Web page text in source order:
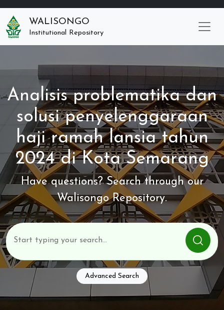
WALISONGO
Institutional Repository
Analisis problematika dan
solusi penyelenggaraan
haji ramah lansia tahun
2024 di Kota Semarang
Have questions? Search through our
Walisongo Repository.
Advanced Search